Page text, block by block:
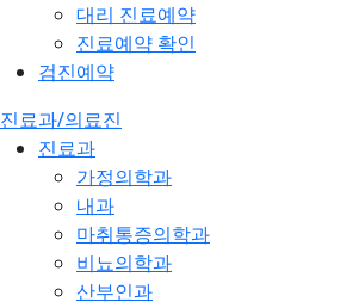
대리 진료예약
진료예약 확인
검진예약
진료과/의료진
진료과
가정의학과
내과
마취통증의학과
비뇨의학과
산부인과